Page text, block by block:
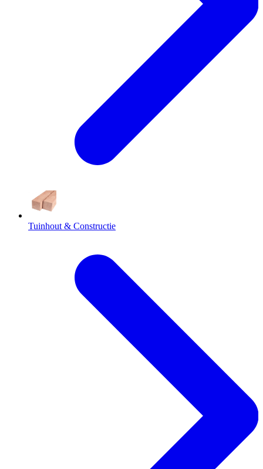
Tuinhout & Constructie